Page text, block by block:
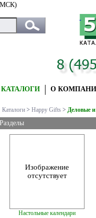
КАТАЛОГИ О
Каталоги > Happy Gifts > Деловые
Разделы
Изображение
отсутствует
Настольные календари